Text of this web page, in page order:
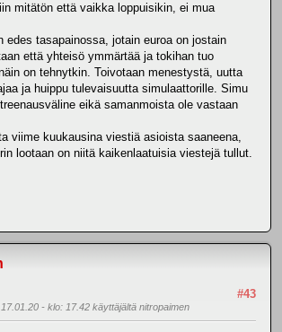
mitätön että vaikka loppuisikin, ei mua
edes tasapainossa, jotain euroa on jostain
että yhteisö ymmärtää ja tokihan tuo
on tehnytkin. Toivotaan menestystä, uutta
ja huippu tulevaisuutta simulaattorille. Simu
eikä samanmoista ole vastaan
viime kuukausina viestiä asioista saaneena,
lootaan on niitä kaikenlaatuisia viestejä tullut.
#43
17.01.20 - klo: 17.42 käyttäjältä nitropaimen